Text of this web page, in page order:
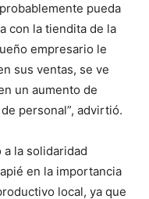
pueda
con la tiendita de la
empresario le
sus ventas, se ve
un aumento de
personal”, advirtió.
a la solidaridad
en la importancia
local, ya que